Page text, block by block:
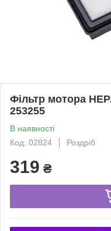
Фільтр мотора
253255
В наявності
Код: 02824
Роздріб
319 ₴